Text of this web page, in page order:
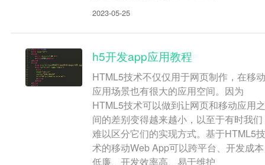
2023-05-25
h5开发app应用教程
HTML5技术不仅仅用于网页制作，在移动
应用场景也有很大的应用空间。因为
HTML5技术可以做到让网页和移动应用之
间的差别变得越来越小，以至于有时我们
难以区分它们的实现方式。基于HTML5技
术的移动Web App可以跨平台、开发成本
低廉、开发效率高、易于维护